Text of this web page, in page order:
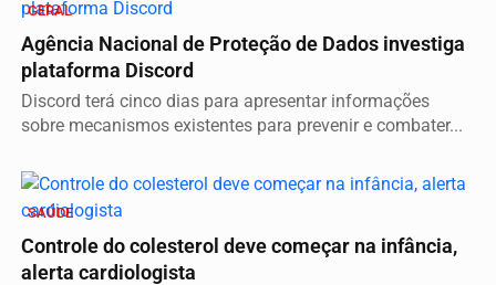
GERAL
Agência Nacional de Proteção de Dados investiga
plataforma Discord
Discord terá cinco dias para apresentar informações
sobre mecanismos existentes para prevenir e combater...
SAÚDE
Controle do colesterol deve começar na infância,
alerta cardiologista